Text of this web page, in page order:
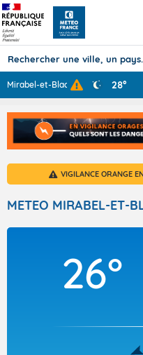
TOUS
Mirabel-et-Blac ... 28°
VIGILANCE ORANGE
METEO MIRABEL-ET-
26°